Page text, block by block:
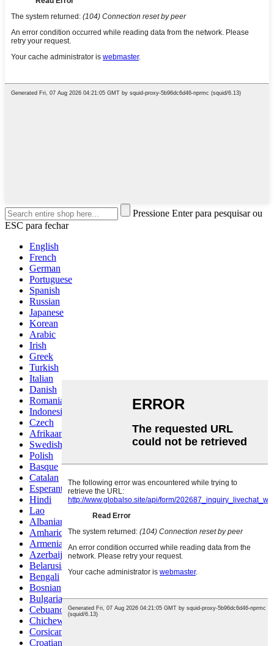
Pressione Enter para pesquisar ou
ESC para fechar
English
French
German
Portuguese
Spanish
Russian
Japanese
Korean
Arabic
Irish
Greek
Turkish
Italian
Danish
Romanian
Indonesian
Czech
Afrikaans
Swedish
Polish
Basque
Catalan
Esperanto
Hindi
Lao
Albanian
Amharic
Armenian
Azerbaijani
Belarusian
Bengali
Bosnian
Bulgarian
Cebuano
Chichewa
Corsican
Croatian